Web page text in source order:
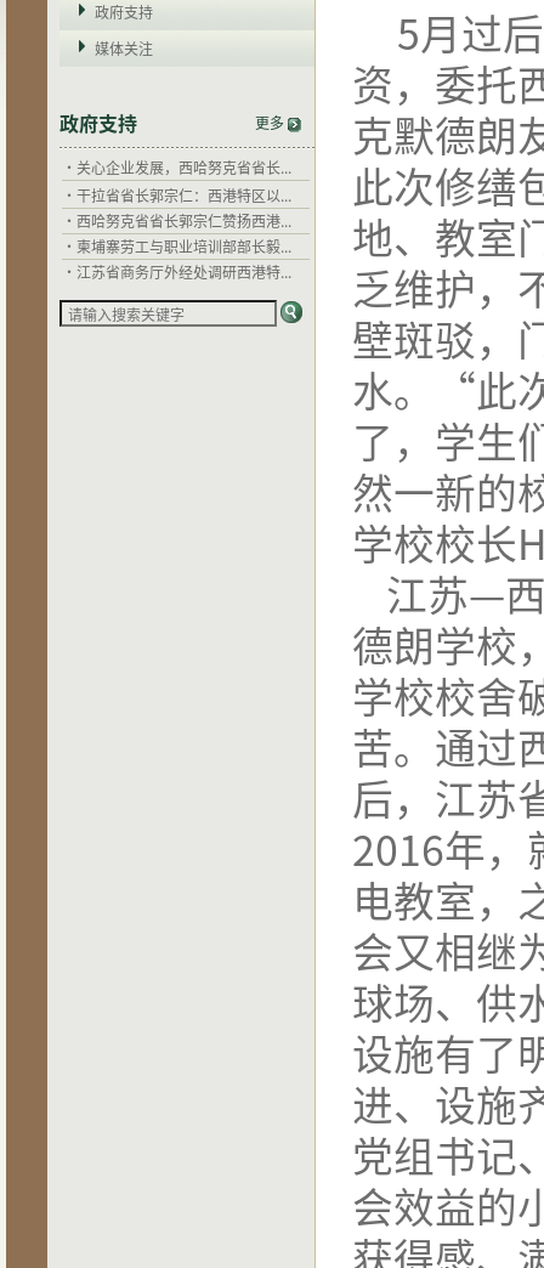
政府支持
媒体关注
政府支持 更多
· 干拉省省长郭宗仁：西港特区以...
· 西哈努克省省长郭宗仁赞扬西港...
· 柬埔寨劳工与职业培训部部长毅...
· 江苏省商务厅外经处调研西港特...
· 中国驻柬埔寨大使馆到西港特区...
·江苏省住建厅希望以西港特区为...
·关心企业发展，西哈努克省省长...
5月过
资，委托
克默德朗
此次修缮
地、教室
乏维护，
壁斑驳，
水。
“此
了，学生
然一新的
学校校长
江苏—
德朗学校
学校校舍
苦。通过
后，江苏
2016年，
电教室，
会又相继
球场、供
设施有了
进、设施
党组书记
会效益的